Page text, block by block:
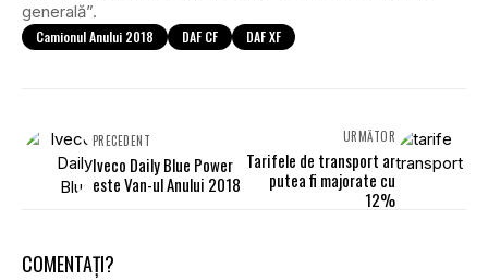
generală”.
Camionul Anului 2018 DAF CF DAF XF
PRECEDENT
Iveco Daily Blue Power
este Van-ul Anului 2018
URMĂTOR
Tarifele de transport ar
putea fi majorate cu
12%
COMENTAȚI?